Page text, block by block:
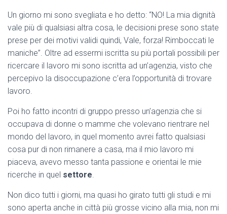
Un giorno mi sono svegliata e ho detto: “NO! La mia dignità
vale più di qualsiasi altra cosa, le decisioni prese sono state
prese per dei motivi validi quindi, Vale, forza! Rimboccati le
maniche”. Oltre ad essermi iscritta su più portali possibili per
ricercare il lavoro mi sono iscritta ad un’agenzia, visto che
percepivo la disoccupazione c’era l’opportunità di trovare
lavoro.
Poi ho fatto incontri di gruppo presso un’agenzia che si
occupava di donne o mamme che volevano rientrare nel
mondo del lavoro, in quel momento avrei fatto qualsiasi
cosa pur di non rimanere a casa, ma il mio lavoro mi
piaceva, avevo messo tanta passione e orientai le mie
ricerche in quel settore.
Non dico tutti i giorni, ma quasi ho girato tutti gli studi e mi
sono aperta anche in città più grosse vicino alla mia, non mi